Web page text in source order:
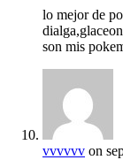
lo mejor de
son mis
vvvvvv on